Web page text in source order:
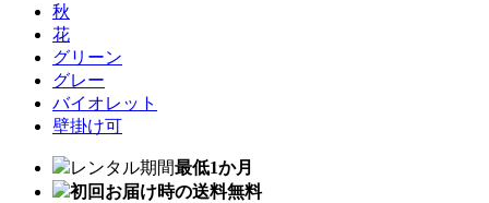
秋
花
グリーン
グレー
バイオレット
壁掛け可
レンタル期間最低1か月
初回お届け時の送料無料